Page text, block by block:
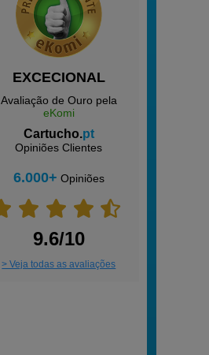
EXCECIONAL
Avaliação de Ouro pela
eKomi
Cartucho.pt
Opiniões Clientes
6.000+ Opiniões
9.6/10
> Veja todas as avaliações